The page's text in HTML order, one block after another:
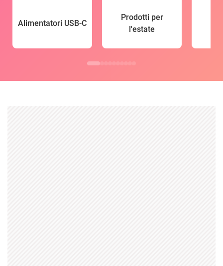
Alimentatori USB-C
Prodotti per
l'estate